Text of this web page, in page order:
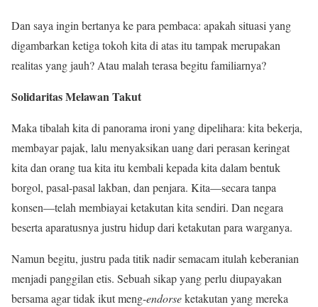
Dan saya ingin bertanya ke para pembaca: apakah situasi yang
digambarkan ketiga tokoh kita di atas itu tampak merupakan
realitas yang jauh? Atau malah terasa begitu familiarnya?
Solidaritas Melawan Takut
Maka tibalah kita di panorama ironi yang dipelihara: kita bekerja,
membayar pajak, lalu menyaksikan uang dari perasan keringat
kita dan orang tua kita itu kembali kepada kita dalam bentuk
borgol, pasal-pasal lakban, dan penjara. Kita—secara tanpa
konsen—telah membiayai ketakutan kita sendiri. Dan negara
beserta aparatusnya justru hidup dari ketakutan para warganya.
Namun begitu, justru pada titik nadir semacam itulah keberanian
menjadi panggilan etis. Sebuah sikap yang perlu diupayakan
bersama agar tidak ikut meng-endorseketakutan yang mereka